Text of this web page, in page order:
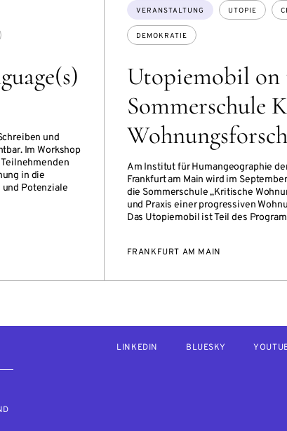
und
Im Workshop
in die
Potenziale
Utopiemobil on
Sommerschule
Am Institut für Humangeographie
Frankfurt am Main wird im
die Sommerschule „Kritische
und Praxis einer progressiven
Das Utopiemobil ist Teil des
Themen:
VERANSTALTUNG UTOPIE
DEMOKRATIE
FRANKFURT AM MAIN
LINKEDIN BLUESKY